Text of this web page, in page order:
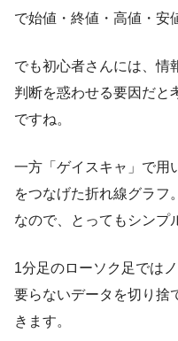
で始値・終値・高値・安
でも初心者さんには、情
判断を惑わせる要因だと
ですね。
一方「ゲイスキャ」で用
をつなげた折れ線グラフ。
なので、とってもシンプ
1分足のローソク足では
要らないデータを切り捨
きます。